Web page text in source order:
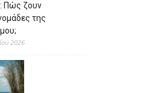
Πώς ζουν
της
2026